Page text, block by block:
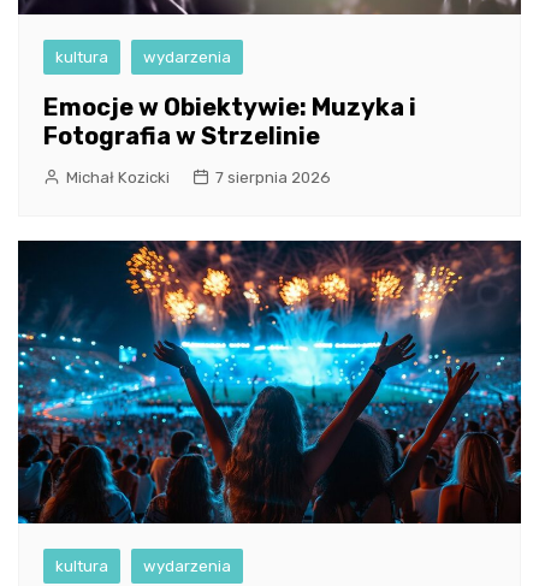
kultura wydarzenia
Emocje w Obiektywie: Muzyka i
Fotografia w Strzelinie
Michał Kozicki 7 sierpnia 2026
kultura wydarzenia